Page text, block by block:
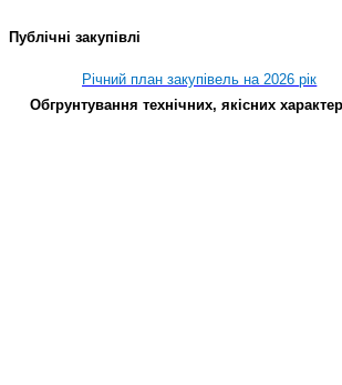
Публічні закупівлі
Річний планзакупівель на 2026 рік
Обгрунтування технічних, якісних